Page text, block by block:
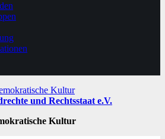
und Rechtsstaat e.V.
Kultur